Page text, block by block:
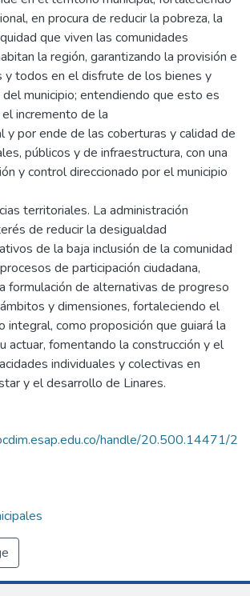
en procura de reducir la pobreza, la
que viven las comunidades
la región, garantizando la provisión e
y todos en el disfrute de los bienes y
municipio; entendiendo que esto es
incremento de la
y por ende de las coberturas y calidad de
públicos y de infraestructura, con una
y control direccionado por el municipio
territoriales. La administración
de reducir la desigualdad
de la baja inclusión de la comunidad
de participación ciudadana,
formulación de alternativas de progreso
y dimensiones, fortaleciendo el
integral, como proposición que guiará la
actuar, fomentando la construcción y el
individuales y colectivas en
y el desarrollo de Linares.
handle/20.500.14471/2